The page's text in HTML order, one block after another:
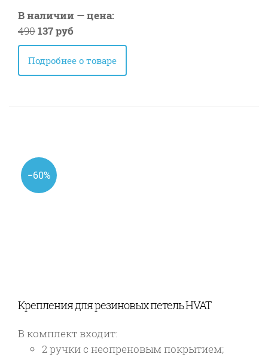
В наличии — цена:
490137 руб
Подробнее о товаре
−60%
Крепления для резиновых петель HVAT
В комплект входит:
2 ручки с неопреновым покрытием;